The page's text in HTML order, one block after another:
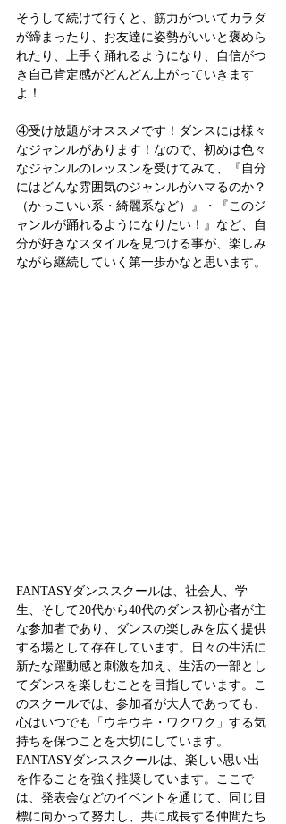
そうして続けて行くと、筋力がついてカラダ
が締まったり、お友達に姿勢がいいと褒めら
れたり、上手く踊れるようになり、自信がつ
き自己肯定感がどんどん上がっていきます
よ！
④受け放題がオススメです！ダンスには様々
なジャンルがあります！なので、初めは色々
なジャンルのレッスンを受けてみて、『自分
にはどんな雰囲気のジャンルがハマるのか？
（かっこいい系・綺麗系など）』・『このジ
ャンルが踊れるようになりたい！』など、自
分が好きなスタイルを見つける事が、楽しみ
ながら継続していく第一歩かなと思います。
FANTASYダンススクールは、社会人、学
生、そして20代から40代のダンス初心者が主
な参加者であり、ダンスの楽しみを広く提供
する場として存在しています。日々の生活に
新たな躍動感と刺激を加え、生活の一部とし
てダンスを楽しむことを目指しています。こ
のスクールでは、参加者が大人であっても、
心はいつでも「ウキウキ・ワクワク」する気
持ちを保つことを大切にしています。
FANTASYダンススクールは、楽しい思い出
を作ることを強く推奨しています。ここで
は、発表会などのイベントを通じて、同じ目
標に向かって努力し、共に成長する仲間たち